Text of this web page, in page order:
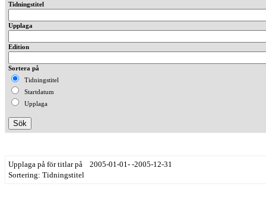
Tidningstitel
Upplaga
Edition
Sortera på
Tidningstitel
Startdatum
Upplaga
Upplaga på för titlar på 2005-01-01- -2005-12-31
Sortering: Tidningstitel